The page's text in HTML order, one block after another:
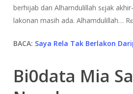
berhijab dan Alhamdulillah sɛjak
lakonan masih ada. Alhamdulillah…
BACA: Saya Rela Tak Berlakon
Bi0data Mia